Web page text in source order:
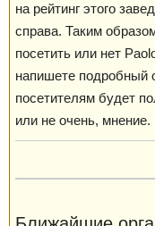
на рейтинг этого
справа. Таким
посетить или нет
напишете подробный
посетителям будет
или не очень, мнение.